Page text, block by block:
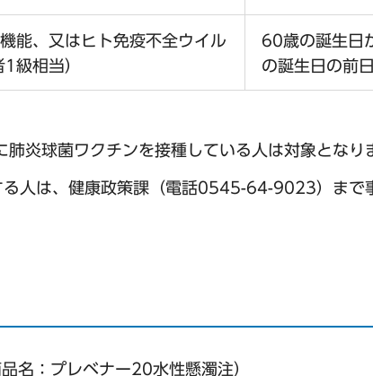
能、又はヒト免疫不全ウイル
級相当）
60歳の誕生日
の誕生日の前
炎球菌ワクチンを接種している人は対象となり
人は、健康政策課（電話0545-64-9023）まで
名：プレベナー20水性懸濁注）